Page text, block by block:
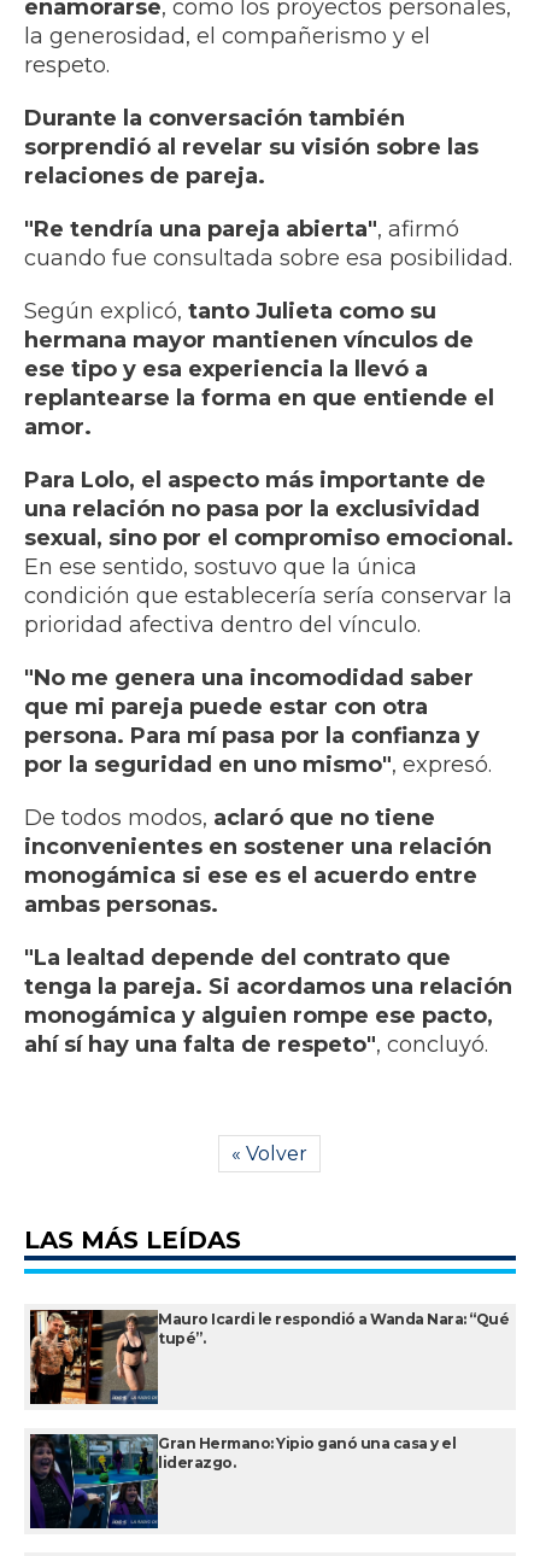
enamorarse, como los proyectos personales,
la generosidad, el compañerismo y el
respeto.
Durante la conversación también
sorprendió al revelar su visión sobre las
relaciones de pareja.
"Re tendría una pareja abierta", afirmó
cuando fue consultada sobre esa posibilidad.
Según explicó, tanto Julieta como su
hermana mayor mantienen vínculos de
ese tipo y esa experiencia la llevó a
replantearse la forma en que entiende el
amor.
Para Lolo, el aspecto más importante de
una relación no pasa por la exclusividad
sexual, sino por el compromiso emocional.
En ese sentido, sostuvo que la única
condición que establecería sería conservar la
prioridad afectiva dentro del vínculo.
"No me genera una incomodidad saber
que mi pareja puede estar con otra
persona. Para mí pasa por la confianza y
por la seguridad en uno mismo", expresó.
De todos modos, aclaró que no tiene
inconvenientes en sostener una relación
monogámica si ese es el acuerdo entre
ambas personas.
"La lealtad depende del contrato que
tenga la pareja. Si acordamos una relación
monogámica y alguien rompe ese pacto,
ahí sí hay una falta de respeto", concluyó.
« Volver
LAS MÁS LEÍDAS
Mauro Icardi le respondió a Wanda Nara: “Qué
tupé”.
Gran Hermano: Yipio ganó una casa y el
liderazgo.